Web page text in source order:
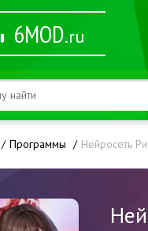
6MOD.ru
Программы Нейросеть